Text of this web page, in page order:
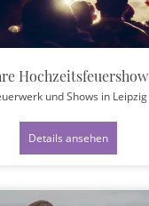
Hochzeitsfeuershow
und Shows in Leipzig
Details ansehen